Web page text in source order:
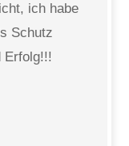
ich habe
Schutz
Erfolg!!!